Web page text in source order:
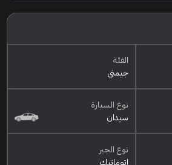
الفئة
جيمني
نوع السيارة
سيدان
نوع الجير
اتوماتيك